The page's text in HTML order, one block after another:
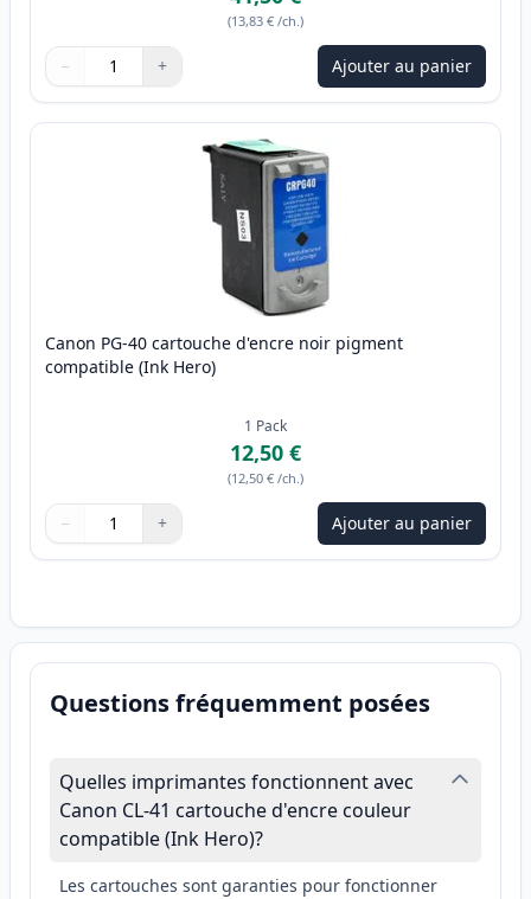
(13,83 € /ch.)
Quantité
Utilisez les boutons pour ajuster
− +
Quantité Ajouter au panier
Canon PG-40 cartouche d'encre noir pigment
compatible (Ink Hero)
1 Pack
12,50 €
(12,50 € /ch.)
Quantité
Utilisez les boutons pour ajuster
− +
Quantité Ajouter au panier
Questions fréquemment posées
Quelles imprimantes fonctionnent avec
Canon CL-41 cartouche d'encre couleur
compatible (Ink Hero)?
Les cartouches sont garanties pour fonctionner